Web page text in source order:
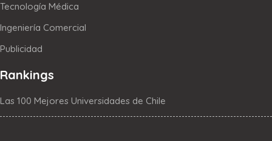
Tecnología Médica
Ingeniería Comercial
Publicidad
Rankings
Las 100 Mejores Universidades de Chile